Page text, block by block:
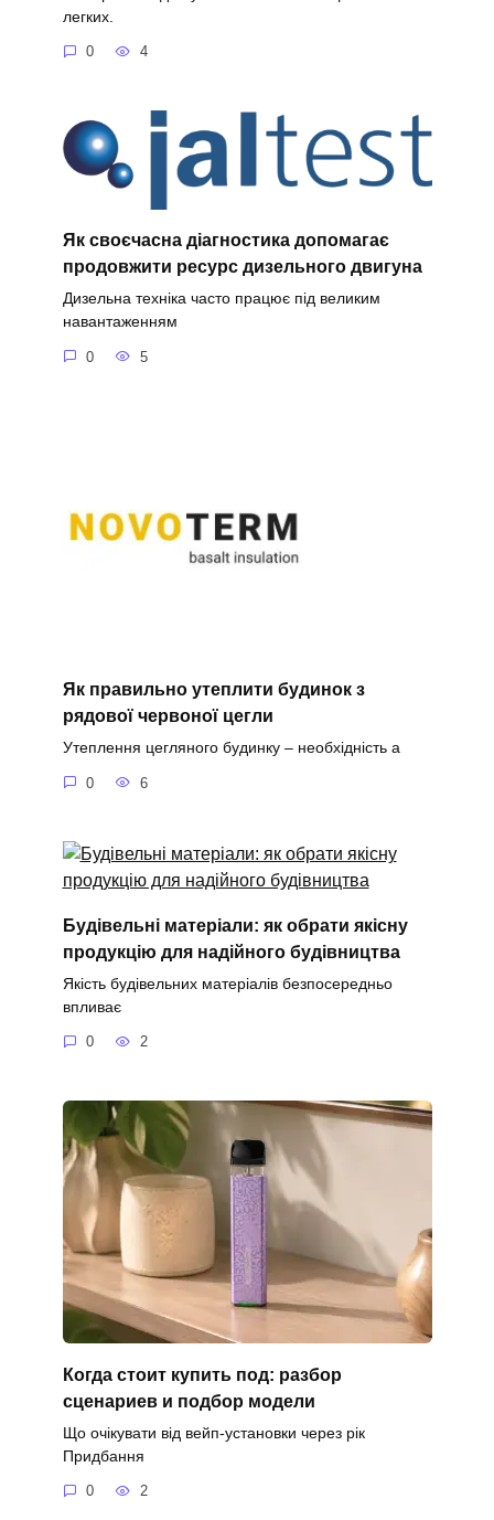
легких.
0 4
Як своєчасна діагностика допомагає
продовжити ресурс дизельного двигуна
Дизельна техніка часто працює під великим
навантаженням
0 5
Як правильно утеплити будинок з
рядової червоної цегли
Утеплення цегляного будинку – необхідність а
0 6
Будівельні матеріали: як обрати якісну
продукцію для надійного будівництва
Якість будівельних матеріалів безпосередньо
впливає
0 2
Когда стоит купить под: разбор
сценариев и подбор модели
Що очікувати від вейп-установки через рік
Придбання
0 2